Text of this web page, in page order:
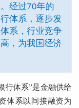
经过70年的
体系，逐步发
系，行业竞争
，为我国经济
行体系”是金融供给
体系以间接融资为